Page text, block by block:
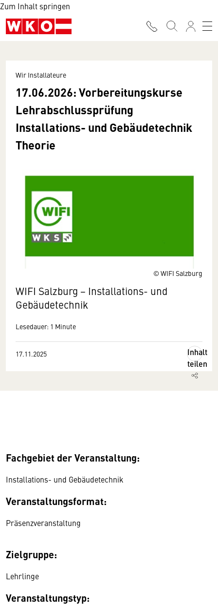
Zum Inhalt springen
© WIFI Salzburg
Wir Installateure
17.06.2026: Vorbereitungskurse
Lehrabschlussprüfung
Installations- und Gebäudetechnik
Theorie
WIFI Salzburg − Installations- und
Gebäudetechnik
Lesedauer: 1 Minute
17.11.2025
Inhalt
teilen
Fachgebiet der Veranstaltung:
Installations- und Gebäudetechnik
Veranstaltungsformat:
Präsenzveranstaltung
Zielgruppe:
Lehrlinge
Veranstaltungstyp: